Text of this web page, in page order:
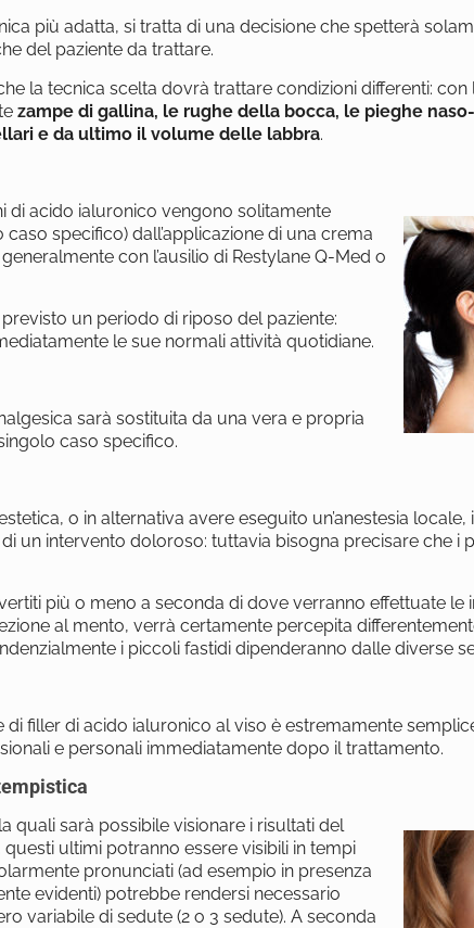
più adatta, si tratta di una decisione che spetterà
del paziente da trattare.
la tecnica scelta dovrà trattare condizioni differenti: con
zampe di gallina, le rughe della bocca, le pieghe
e da ultimo il volume delle labbra.
di acido ialuronico vengono solitamente
specifico) dall’applicazione di una crema
con l’ausilio di Restylane Q-Med o
un periodo di riposo del paziente:
le sue normali attività quotidiane.
sarà sostituita da una vera e propria
caso specifico.
o in alternativa avere eseguito un’anestesia
un intervento doloroso: tuttavia bisogna precisare che i
più o meno a seconda di dove verranno effettuate le
al mento, verrà certamente percepita
i piccoli fastidi dipenderanno dalle diverse
di filler di acido ialuronico al viso è estremamente
e personali immediatamente dopo il trattamento.
quali sarà possibile visionare i risultati del
ultimi potranno essere visibili in tempi
pronunciati (ad esempio in presenza
evidenti) potrebbe rendersi necessario
variabile di sedute (2 o 3 sedute). A seconda